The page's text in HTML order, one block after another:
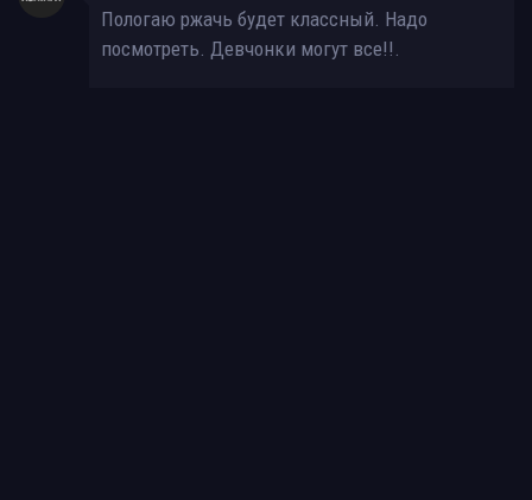
Пологаю ржачь будет классный. Надо
посмотреть. Девчонки могут все!!.